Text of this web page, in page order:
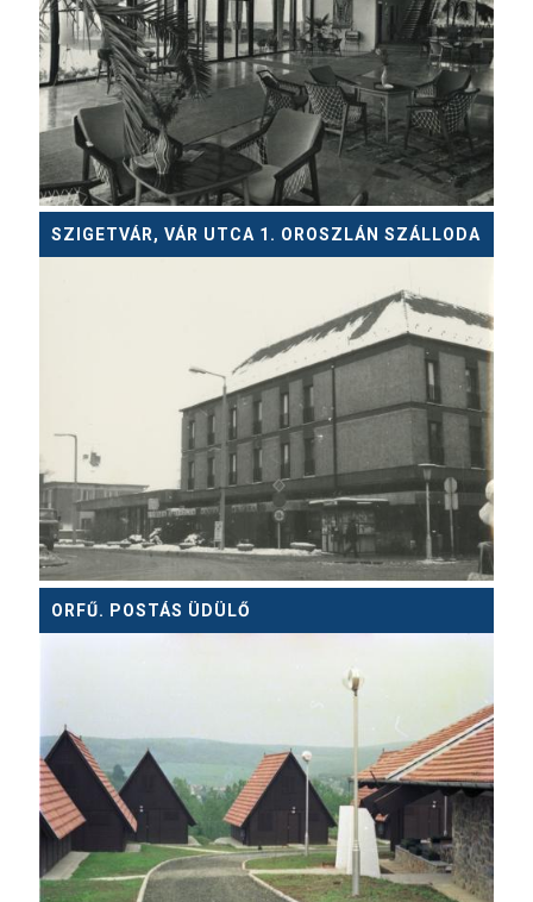
SZIGETVÁR, VÁR UTCA 1. OROSZLÁN SZÁLLODA
ORFŰ. POSTÁS ÜDÜLŐ